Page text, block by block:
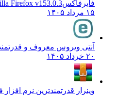
فایرفاکس Mozilla Firefox v153.0.3
آنتی ویروس معروف و قدرتمند NOD32
وینرار قدرتمندترین نرم افزار